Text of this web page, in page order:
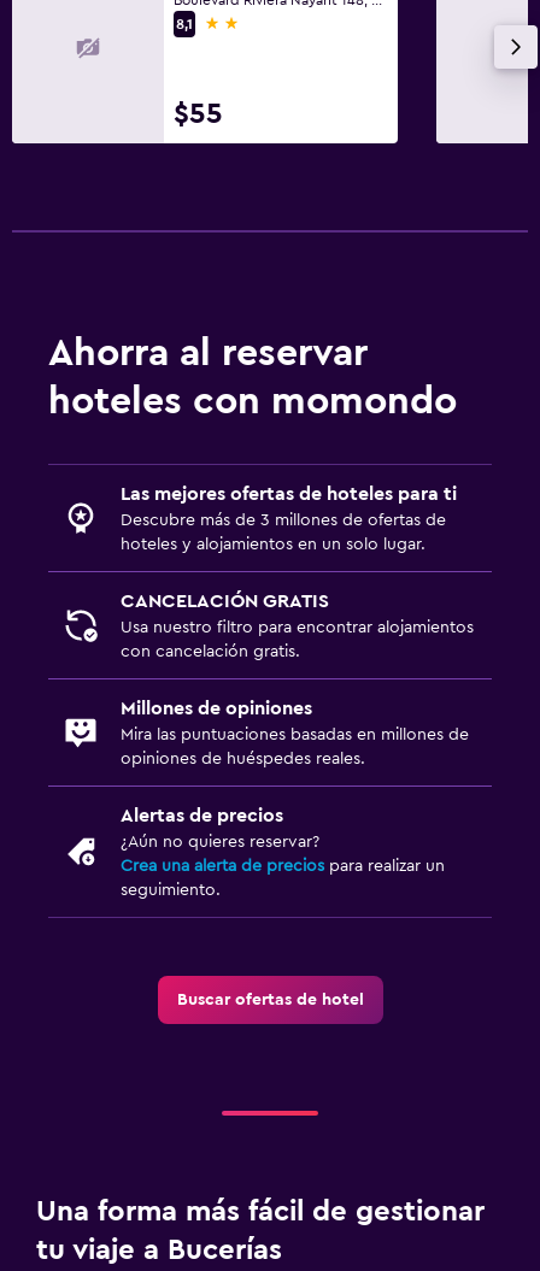
8,1
2 estrellas
$55
Ahorra al reservar
hoteles con momondo
Las mejores ofertas de hoteles para ti
Descubre más de 3 millones de ofertas de
hoteles y alojamientos en un solo lugar.
CANCELACIÓN GRATIS
Usa nuestro filtro para encontrar alojamientos
con cancelación gratis.
Millones de opiniones
Mira las puntuaciones basadas en millones de
opiniones de huéspedes reales.
Alertas de precios
¿Aún no quieres reservar?
Crea una alerta de precios para realizar un
seguimiento.
Buscar ofertas de hotel
Una forma más fácil de gestionar
tu viaje a Bucerías